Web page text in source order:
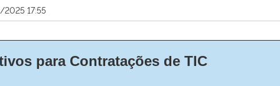
2025 17:55
para Contratações de TIC